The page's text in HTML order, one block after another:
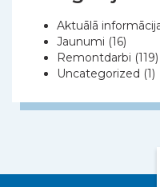
Aktuālā
Jaunumi (16)
Remontdarbi (119)
Uncategorized (1)